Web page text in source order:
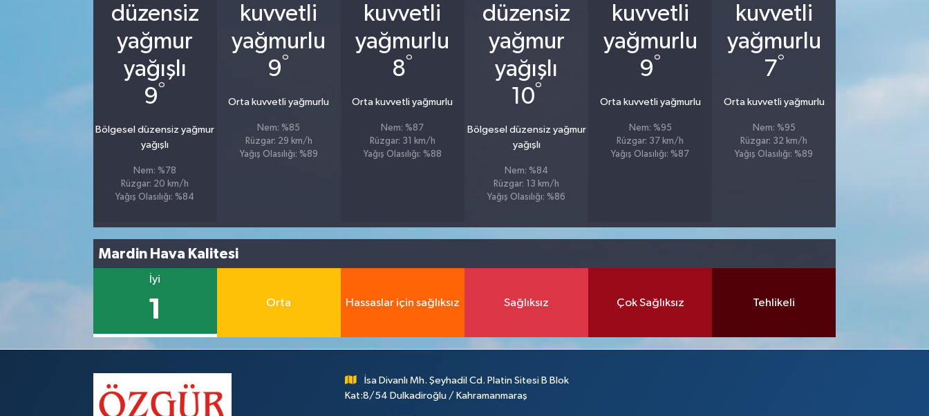
9°
Bölgesel düzensiz yağmur
yağışlı
Nem: %78
Rüzgar: 20 km/h
Yağış Olasılığı: %84
9°
Orta kuvvetli yağmurlu
Nem: %85
Rüzgar: 29 km/h
Yağış Olasılığı: %89
8°
Orta kuvvetli yağmurlu
Nem: %87
Rüzgar: 31 km/h
Yağış Olasılığı: %88
10°
Bölgesel düzensiz yağmur
yağışlı
Nem: %84
Rüzgar: 13 km/h
Yağış Olasılığı: %86
9°
Orta kuvvetli yağmurlu
Nem: %95
Rüzgar: 37 km/h
Yağış Olasılığı: %87
7°
Orta kuvvetli yağmurlu
Nem: %95
Rüzgar: 32 km/h
Yağış Olasılığı: %89
Mardin Hava Kalitesi
İyi
1 Orta Hassaslar için sağlıksız Sağlıksız Çok Sağlıksız Tehlikeli
İsa Divanlı Mh. Şeyhadil Cd. Platin Sitesi B Blok
Kat:8/54 Dulkadiroğlu / Kahramanmaraş